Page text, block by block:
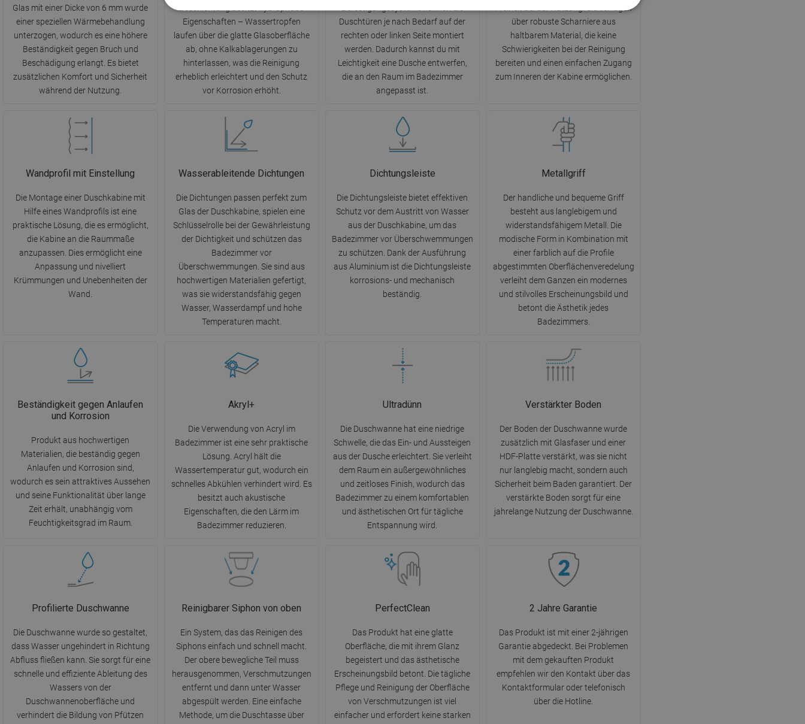
Glas mit einer Dicke von 6 mm wurde
einer speziellen Wärmebehandlung
unterzogen, wodurch es eine höhere
Beständigkeit gegen Bruch und
Beschädigung erlangt. Es bietet
zusätzlichen Komfort und Sicherheit
während der Nutzung.
Eigenschaften – Wassertropfen
laufen über die glatte Glasoberfläche
ab, ohne Kalkablagerungen zu
hinterlassen, was die Reinigung
erheblich erleichtert und den Schutz
vor Korrosion erhöht.
Duschtüren je nach Bedarf auf der
rechten oder linken Seite montiert
werden. Dadurch kannst du mit
Leichtigkeit eine Dusche entwerfen,
die an den Raum im Badezimmer
angepasst ist.
Freiheit bei der Nutzung. Sie verfügen
über robuste Scharniere aus
haltbarem Material, die keine
Schwierigkeiten bei der Reinigung
bereiten und einen einfachen Zugang
zum Inneren der Kabine ermöglichen.
Wandprofil mit Einstellung
Die Montage einer Duschkabine mit
Hilfe eines Wandprofils ist eine
praktische Lösung, die es ermöglicht,
die Kabine an die Raummaße
anzupassen. Dies ermöglicht eine
Anpassung und nivelliert
Krümmungen und Unebenheiten der
Wand.
Wasserableitende Dichtungen
Die Dichtungen passen perfekt zum
Glas der Duschkabine, spielen eine
Schlüsselrolle bei der Gewährleistung
der Dichtigkeit und schützen das
Badezimmer vor
Überschwemmungen. Sie sind aus
hochwertigen Materialien gefertigt,
was sie widerstandsfähig gegen
Wasser, Wasserdampf und hohe
Temperaturen macht.
Dichtungsleiste
Die Dichtungsleiste bietet effektiven
Schutz vor dem Austritt von Wasser
aus der Duschkabine, um das
Badezimmer vor Überschwemmungen
zu schützen. Dank der Ausführung
aus Aluminium ist die Dichtungsleiste
korrosions- und mechanisch
beständig.
Metallgriff
Der handliche und bequeme Griff
besteht aus langlebigem und
widerstandsfähigem Metall. Die
modische Form in Kombination mit
einer farblich auf die Profile
abgestimmten Oberflächenveredelung
verleiht dem Ganzen ein modernes
und stilvolles Erscheinungsbild und
betont die Ästhetik jedes
Badezimmers.
Beständigkeit gegen Anlaufen
und Korrosion
Produkt aus hochwertigen
Materialien, die beständig gegen
Anlaufen und Korrosion sind,
wodurch es sein attraktives Aussehen
und seine Funktionalität über lange
Zeit erhält, unabhängig vom
Feuchtigkeitsgrad im Raum.
Akryl+
Die Verwendung von Acryl im
Badezimmer ist eine sehr praktische
Lösung. Acryl hält die
Wassertemperatur gut, wodurch ein
schnelles Abkühlen verhindert wird. Es
besitzt auch akustische
Eigenschaften, die den Lärm im
Badezimmer reduzieren.
Ultradünn
Die Duschwanne hat eine niedrige
Schwelle, die das Ein- und Aussteigen
aus der Dusche erleichtert. Sie verleiht
dem Raum ein außergewöhnliches
und zeitloses Finish, wodurch das
Badezimmer zu einem komfortablen
und ästhetischen Ort für tägliche
Entspannung wird.
Verstärkter Boden
Der Boden der Duschwanne wurde
zusätzlich mit Glasfaser und einer
HDF-Platte verstärkt, was sie nicht
nur langlebig macht, sondern auch
Sicherheit beim Baden garantiert. Der
verstärkte Boden sorgt für eine
jahrelange Nutzung der Duschwanne.
Profilierte Duschwanne
Die Duschwanne wurde so gestaltet,
dass Wasser ungehindert in Richtung
Abfluss fließen kann. Sie sorgt für eine
schnelle und effiziente Ableitung des
Wassers von der
Duschwannenoberfläche und
verhindert die Bildung von Pfützen
Reinigbarer Siphon von oben
Ein System, das das Reinigen des
Siphons einfach und schnell macht.
Der obere bewegliche Teil muss
herausgenommen, Verschmutzungen
entfernt und dann unter Wasser
abgespült werden. Eine einfache
Methode, um die Duschtasse über
PerfectClean
Das Produkt hat eine glatte
Oberfläche, die mit ihrem Glanz
begeistert und das ästhetische
Erscheinungsbild betont. Die tägliche
Pflege und Reinigung der Oberfläche
von Verschmutzungen ist viel
einfacher und erfordert keine starken
2 Jahre Garantie
Das Produkt ist mit einer 2-jährigen
Garantie abgedeckt. Bei Problemen
mit dem gekauften Produkt
empfehlen wir den Kontakt über das
Kontaktformular oder telefonisch
über die Hotline.
ITALIAN
SPANISH
SWEDISH
PORTUGUESE
CROATIAN
GREEK
SLOVENIAN